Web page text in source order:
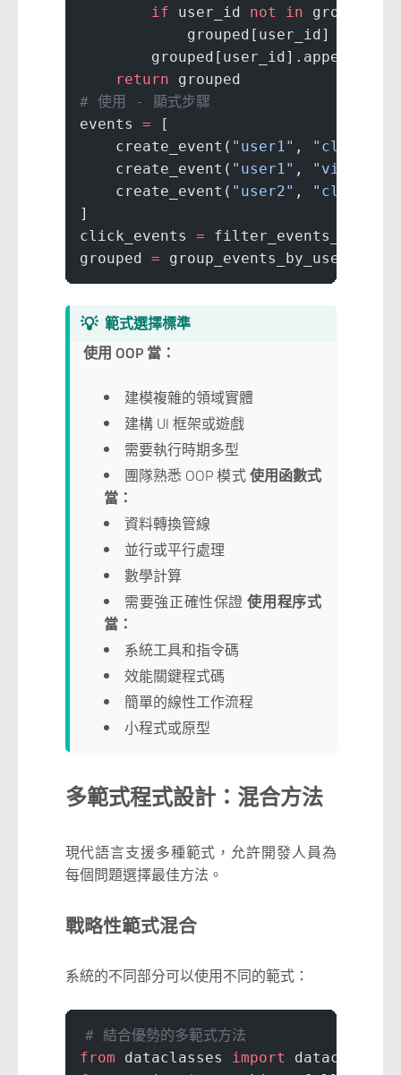
        if
user_id not in grouped:
            grouped[user_id]
    return
grouped
# 使用 - 顯式步驟
events = [
    create_event(
"user1" , "click"
    create_event(
"user1" , "view"
    create_event(
"user2" , "click"
]
click_events =
grouped =
💡 範式選擇標準
使用 OOP 當：
建模複雜的領域實體
建構 UI 框架或遊戲
需要執行時期多型
團隊熟悉 OOP 模式使用函數式
當：
資料轉換管線
並行或平行處理
數學計算
需要強正確性保證使用程序式
當：
系統工具和指令碼
效能關鍵程式碼
簡單的線性工作流程
小程式或原型
多範式程式設計：混合方法
現代語言支援多種範式，允許開發人員為
每個問題選擇最佳方法。
戰略性範式混合
系統的不同部分可以使用不同的範式：
# 結合優勢的多範式方法
from dataclasses import dataclass